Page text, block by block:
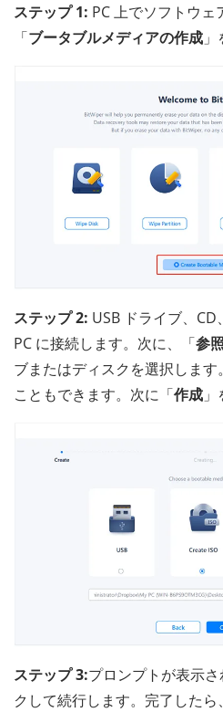
ステップ 1: PC 上でソフトウェ
「ブータブルメディアの作成
ステップ 2: USB ドライブ、
PC に接続します。次に、「参照
ブまたはディスクを選択します
こともできます。次に「作成
ステップ 3:プロンプトが表示
クして続行します。完了した